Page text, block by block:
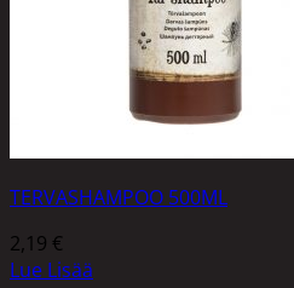
TERVASHAMPOO 500ML
2,19 €
Lue Lisää